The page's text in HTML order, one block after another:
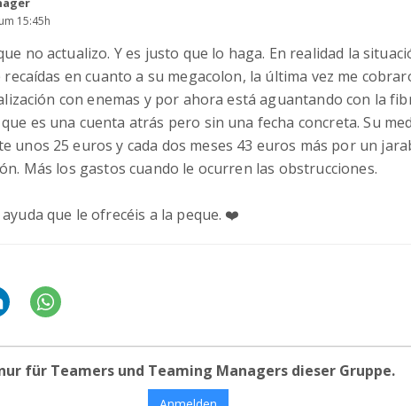
15:45h
no actualizo. Y es justo que lo haga. En realidad la
en cuanto a su megacolon, la última vez me
con enemas y por ahora está aguantando con la
es una cuenta atrás pero sin una fecha concreta. Su
unos 25 euros y cada dos meses 43 euros más por un
Más los gastos cuando le ocurren las obstrucciones.
que le ofrecéis a la peque. ❤️‍
für Teamers und Teaming Managers dieser Gruppe.